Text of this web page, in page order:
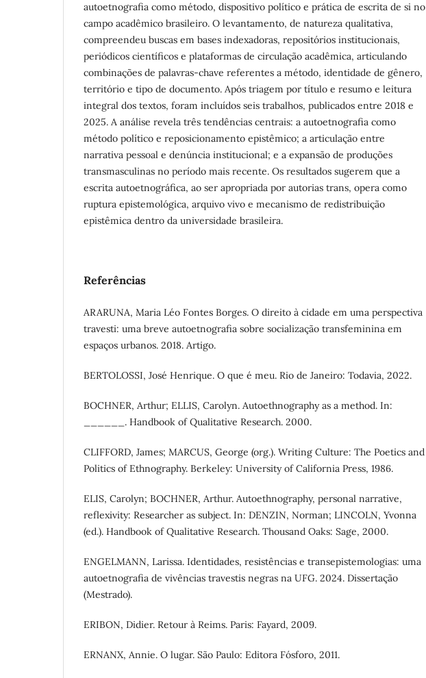
autoetnografia como método, dispositivo político e prática de escrita de si no
campo acadêmico brasileiro. O levantamento, de natureza qualitativa,
compreendeu buscas em bases indexadoras, repositórios institucionais,
periódicos científicos e plataformas de circulação acadêmica, articulando
combinações de palavras-chave referentes a método, identidade de gênero,
território e tipo de documento. Após triagem por título e resumo e leitura
integral dos textos, foram incluídos seis trabalhos, publicados entre 2018 e
2025. A análise revela três tendências centrais: a autoetnografia como
método político e reposicionamento epistêmico; a articulação entre
narrativa pessoal e denúncia institucional; e a expansão de produções
transmasculinas no período mais recente. Os resultados sugerem que a
escrita autoetnográfica, ao ser apropriada por autorias trans, opera como
ruptura epistemológica, arquivo vivo e mecanismo de redistribuição
epistêmica dentro da universidade brasileira.
Referências
ARARUNA, Maria Léo Fontes Borges. O direito à cidade em uma perspectiva
travesti: uma breve autoetnografia sobre socialização transfeminina em
espaços urbanos. 2018. Artigo.
BERTOLOSSI, José Henrique. O que é meu. Rio de Janeiro: Todavia, 2022.
BOCHNER, Arthur; ELLIS, Carolyn. Autoethnography as a method. In:
______. Handbook of Qualitative Research. 2000.
CLIFFORD, James; MARCUS, George (org.). Writing Culture: The Poetics and
Politics of Ethnography. Berkeley: University of California Press, 1986.
ELIS, Carolyn; BOCHNER, Arthur. Autoethnography, personal narrative,
reflexivity: Researcher as subject. In: DENZIN, Norman; LINCOLN, Yvonna
(ed.). Handbook of Qualitative Research. Thousand Oaks: Sage, 2000.
ENGELMANN, Larissa. Identidades, resistências e transepistemologias: uma
autoetnografia de vivências travestis negras na UFG. 2024. Dissertação
(Mestrado).
ERIBON, Didier. Retour à Reims. Paris: Fayard, 2009.
ERNANX, Annie. O lugar. São Paulo: Editora Fósforo, 2011.